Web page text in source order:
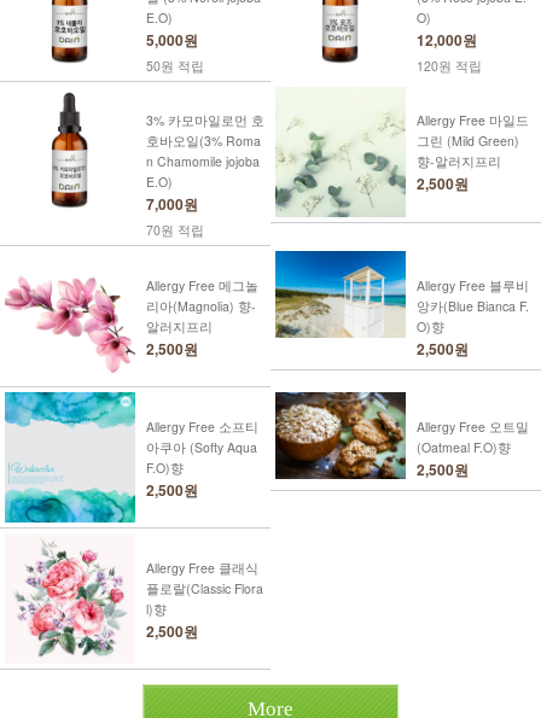
E.O)
5,000원
50원 적립
O)
12,000원
120원 적립
3% 카모마일로먼 호
호바오일(3% Roma
n Chamomile jojoba
E.O)
7,000원
70원 적립
Allergy Free 마일드
그린 (Mild Green)
향-알러지프리
2,500원
Allergy Free 메그놀
리아(Magnolia) 향-
알러지프리
2,500원
Allergy Free 블루비
앙카(Blue Bianca F.
O)향
2,500원
Allergy Free 소프티
아쿠아 (Softy Aqua
F.O)향
2,500원
Allergy Free 오트밀
(Oatmeal F.O)향
2,500원
Allergy Free 클래식
플로랄(Classic Flora
l)향
2,500원
More